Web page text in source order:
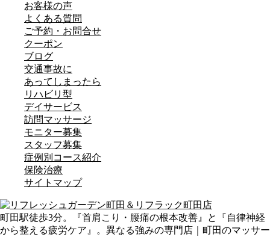
お客様の声
よくある質問
ご予約・お問合せ
クーポン
ブログ
交通事故に
あってしまったら
リハビリ型
デイサービス
訪問マッサージ
モニター募集
スタッフ募集
症例別コース紹介
保険治療
サイトマップ
町田駅徒歩3分。『首肩こり・腰痛の根本改善』と『自律神経
から整える疲労ケア』。異なる強みの専門店｜町田のマッサー